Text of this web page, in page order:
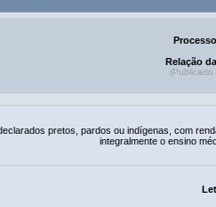
Relação
(Publicado
pretos, pardos ou indígenas, com
integralmente o ensino